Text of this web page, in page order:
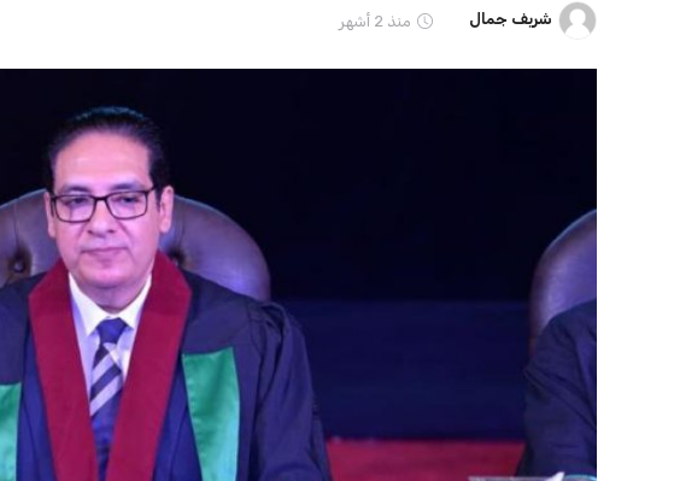
اخبار الرياضة
علوم وتكنولوجيا
المرأة والجمال
محافظات
شريف جمال منذ 2 أشهر